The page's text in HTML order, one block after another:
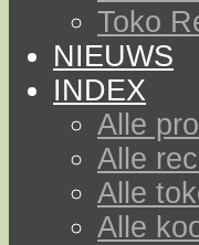
Toko
NIEUWS
INDEX
Alle
Alle
Alle
Alle